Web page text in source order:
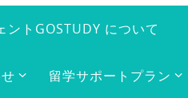
ントGOSTUDY について
留学サポートプラン